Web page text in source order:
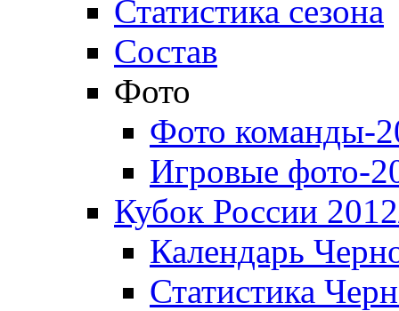
Статистика сезона
Состав
Фото
Фото команды-
Игровые фото-
Кубок России
Календарь
Статистика